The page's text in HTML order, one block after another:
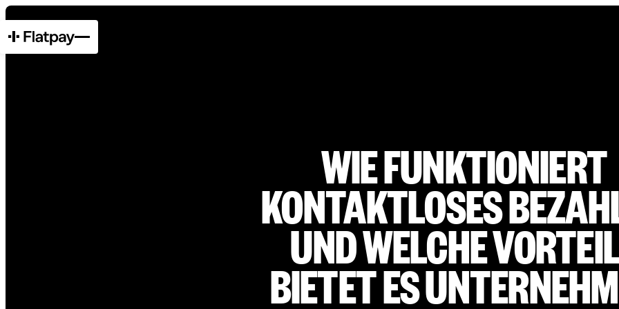
WIE FUNKTIONIERT
KONTAKTLOSES
UND WELCHE
BIETET ES